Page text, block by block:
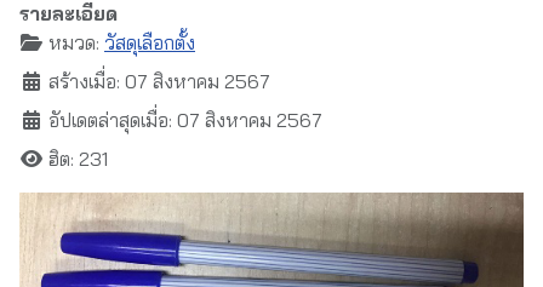
รายละเอียด
หมวด: วัสดุเลือกตั้ง
สร้างเมื่อ: 07 สิงหาคม 2567
อัปเดตล่าสุดเมื่อ: 07 สิงหาคม 2567
ฮิต: 231